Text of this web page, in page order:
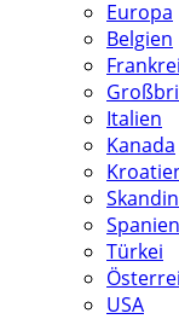
Europa
Belgien
Italien
Kanada
Türkei
USA